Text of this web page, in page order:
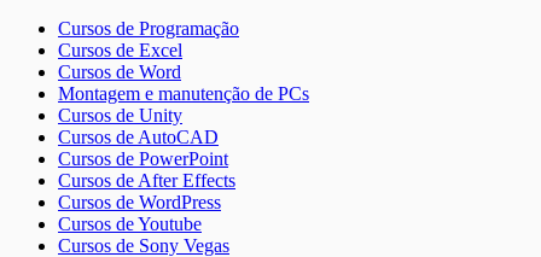
Cursos de Programação
Cursos de Excel
Cursos de Word
Montagem e manutenção de PCs
Cursos de Unity
Cursos de AutoCAD
Cursos de PowerPoint
Cursos de After Effects
Cursos de WordPress
Cursos de Youtube
Cursos de Sony Vegas